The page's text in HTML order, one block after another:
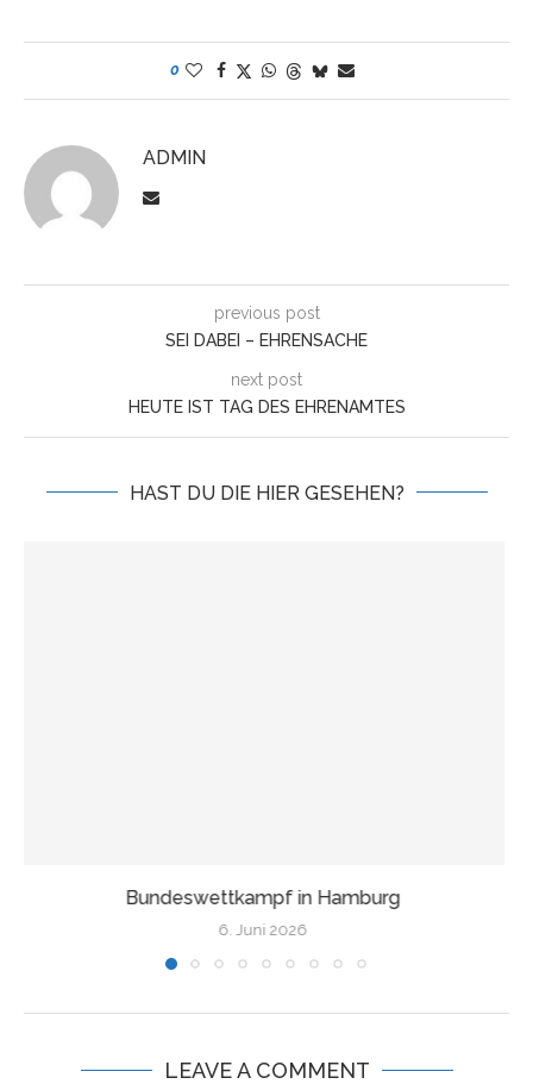
0
ADMIN
previous post
SEI DABEI – EHRENSACHE
next post
HEUTE IST TAG DES EHRENAMTES
HAST DU DIE HIER GESEHEN?
Wir fahren nach Finnland!
17. Mai 2026
LEAVE A COMMENT